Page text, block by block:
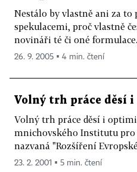
Nestálo by vlastně ani za to
spekulacemi, proč vlastně
novináři té či oné
26. 9. 2005 ▪ 4 min. čtení
Volný trh práce děsí
Volný trh práce děsí i
mnichovského Institutu
nazvaná "Rozšíření
23. 2. 2001 ▪ 5 min. čtení